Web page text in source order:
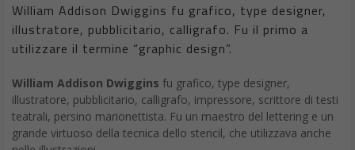
William Addison Dwiggins fu grafico, type designer,
illustratore, pubblicitario, calligrafo. Fu il primo a
utilizzare il termine “graphic design”.
William Addison Dwiggins fu grafico, type designer,
illustratore, pubblicitario, calligrafo, impressore, scrittore di testi
teatrali, persino marionettista. Fu un maestro del lettering e un
grande virtuoso della tecnica dello stencil, che utilizzava anche